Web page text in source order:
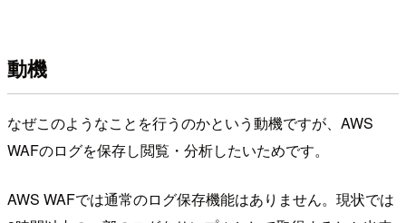
動機
なぜこのようなことを行うのかという動機ですが、AWS
WAFのログを保存し閲覧・分析したいためです。
AWS WAFでは通常のログ保存機能はありません。現状では